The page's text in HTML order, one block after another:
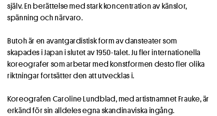
själv. En berättelse med stark koncentration av känslor,
spänning och närvaro.
Butoh är en avantgardistisk form av dansteater som
skapades i Japan i slutet av 1950-talet. Ju fler internationella
koreografer som arbetar med konstformen desto fler olika
riktningar fortsätter den att utvecklas i.
Koreografen Caroline Lundblad, med artistnamnet Frauke, är
erkänd för sin alldeles egna skandinaviska ingång.